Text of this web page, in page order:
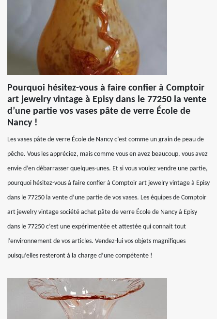
Pourquoi hésitez-vous à faire confier à Comptoir
art jewelry vintage à Episy dans le 77250 la vente
d’une partie vos vases pâte de verre École de
Nancy !
Les vases pâte de verre École de Nancy c’est comme un grain de peau de
pêche. Vous les appréciez, mais comme vous en avez beaucoup, vous avez
envie d’en débarrasser quelques-unes. Et si vous voulez vendre une partie,
pourquoi hésitez-vous à faire confier à Comptoir art jewelry vintage à Episy
dans le 77250 la vente d’une partie de vos vases. Les équipes de Comptoir
art jewelry vintage société achat pâte de verre École de Nancy à Episy
dans le 77250 c’est une expérimentée et attestée qui connait tout
l’environnement de vos articles. Vendez-lui vos objets magnifiques
puisqu’elles resteront à la charge d’une compétente !